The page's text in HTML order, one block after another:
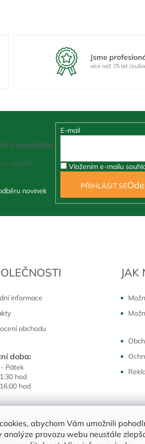
abychom Vám umožnili
analýze provozu webu neustále
informace
obchodu
doba:
Pátek
hod
hod
JAK
newsletter
o nových
E-mail
Vložením e-mailu
PŘIHLÁSIT SE